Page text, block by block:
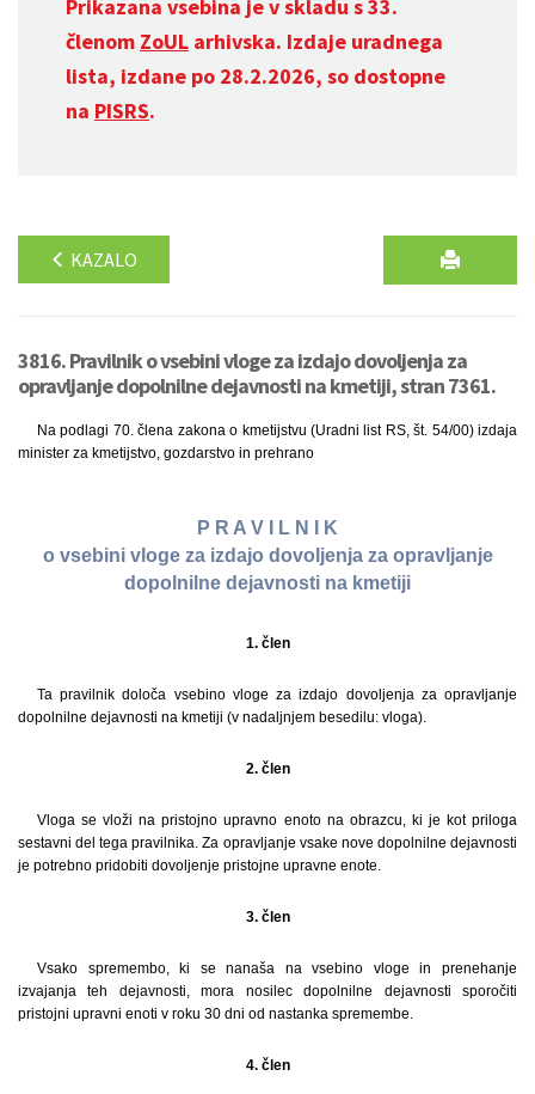
Prikazana vsebina je v skladu s 33.
členom ZoUL arhivska. Izdaje uradnega
lista, izdane po 28.2.2026, so dostopne
na PISRS.
KAZALO
3816. Pravilnik o vsebini vloge za izdajo dovoljenja za
opravljanje dopolnilne dejavnosti na kmetiji, stran 7361.
Na podlagi 70. člena zakona o kmetijstvu (Uradni list RS, št. 54/00) izdaja
minister za kmetijstvo, gozdarstvo in prehrano
P R A V I L N I K
o vsebini vloge za izdajo dovoljenja za opravljanje
dopolnilne dejavnosti na kmetiji
1. člen
Ta pravilnik določa vsebino vloge za izdajo dovoljenja za opravljanje
dopolnilne dejavnosti na kmetiji (v nadaljnjem besedilu: vloga).
2. člen
Vloga se vloži na pristojno upravno enoto na obrazcu, ki je kot priloga
sestavni del tega pravilnika. Za opravljanje vsake nove dopolnilne dejavnosti
je potrebno pridobiti dovoljenje pristojne upravne enote.
3. člen
Vsako spremembo, ki se nanaša na vsebino vloge in prenehanje
izvajanja teh dejavnosti, mora nosilec dopolnilne dejavnosti sporočiti
pristojni upravni enoti v roku 30 dni od nastanka spremembe.
4. člen